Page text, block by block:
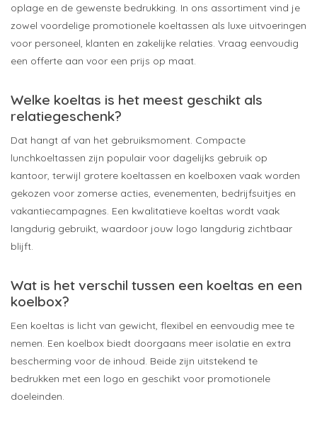
oplage en de gewenste bedrukking. In ons assortiment vind je
zowel voordelige promotionele koeltassen als luxe uitvoeringen
voor personeel, klanten en zakelijke relaties. Vraag eenvoudig
een offerte aan voor een prijs op maat.
Welke koeltas is het meest geschikt als
relatiegeschenk?
Dat hangt af van het gebruiksmoment. Compacte
lunchkoeltassen zijn populair voor dagelijks gebruik op
kantoor, terwijl grotere koeltassen en koelboxen vaak worden
gekozen voor zomerse acties, evenementen, bedrijfsuitjes en
vakantiecampagnes. Een kwalitatieve koeltas wordt vaak
langdurig gebruikt, waardoor jouw logo langdurig zichtbaar
blijft.
Wat is het verschil tussen een koeltas en een
koelbox?
Een koeltas is licht van gewicht, flexibel en eenvoudig mee te
nemen. Een koelbox biedt doorgaans meer isolatie en extra
bescherming voor de inhoud. Beide zijn uitstekend te
bedrukken met een logo en geschikt voor promotionele
doeleinden.